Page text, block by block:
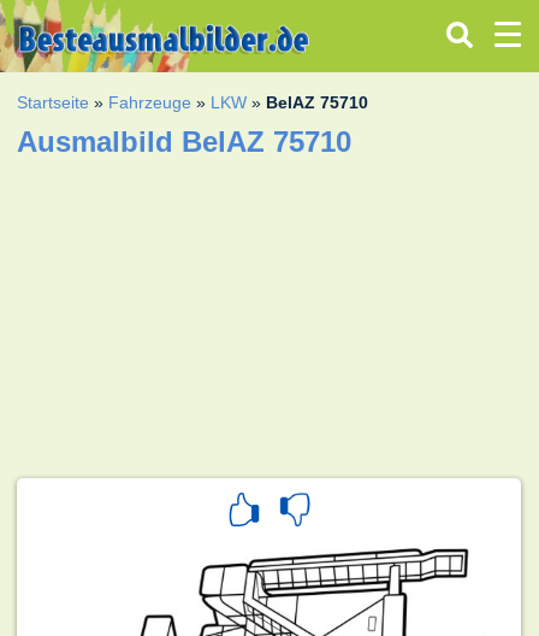
Startseite » Fahrzeuge » LKW » BelAZ 75710
Ausmalbild BelAZ 75710